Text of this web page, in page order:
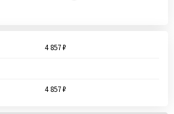
4 857 ₽
4 857 ₽